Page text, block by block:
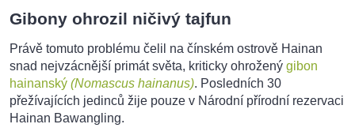
Gibony ohrozil ničivý tajfun
Právě tomuto problému čelil na čínském ostrově Hainan
snad nejvzácnější primát světa, kriticky ohrožený gibon
hainanský (Nomascus hainanus). Posledních 30
přežívajících jedinců žije pouze v Národní přírodní rezervaci
Hainan Bawangling.